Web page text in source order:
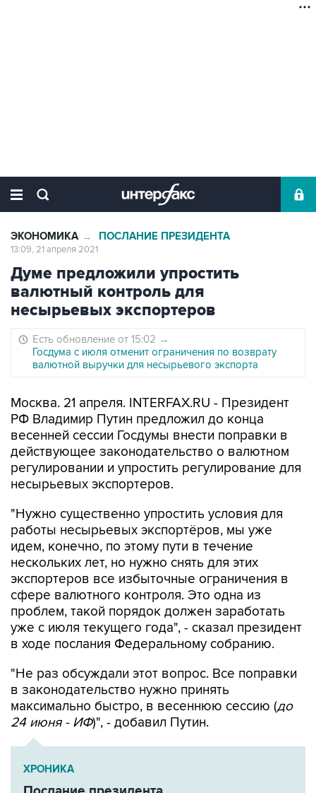
ЭКОНОМИКА → ПОСЛАНИЕ ПРЕЗИДЕНТА
13:09, 21 апреля 2021
Думе предложили упростить
валютный контроль для
несырьевых экспортеров
Есть обновление от 15:02 →
Госдума с июля отменит ограничения по возврату
валютной выручки для несырьевого экспорта
Москва. 21 апреля. INTERFAX.RU - Президент
РФ Владимир Путин предложил до конца
весенней сессии Госдумы внести поправки в
действующее законодательство о валютном
регулировании и упростить регулирование для
несырьевых экспортеров.
"Нужно существенно упростить условия для
работы несырьевых экспортёров, мы уже
идем, конечно, по этому пути в течение
нескольких лет, но нужно снять для этих
экспортеров все избыточные ограничения в
сфере валютного контроля. Это одна из
проблем, такой порядок должен заработать
уже с июля текущего года", - сказал президент
в ходе послания Федеральному собранию.
"Не раз обсуждали этот вопрос. Все поправки
в законодательство нужно принять
максимально быстро, в весеннюю сессию (до
24 июня - ИФ)", - добавил Путин.
ХРОНИКА